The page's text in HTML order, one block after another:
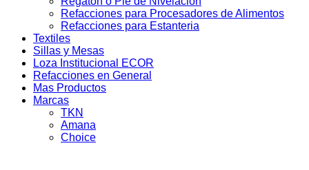
Refacciones para Procesadores de Alimentos
Refacciones para Estanteria
Textiles
Sillas y Mesas
Loza Institucional ECOR
Refacciones en General
Mas Productos
Marcas
TKN
Amana
Choice